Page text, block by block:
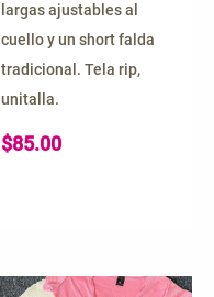
largas ajustables al
cuello y un short falda
tradicional. Tela rip,
unitalla.
$85.00